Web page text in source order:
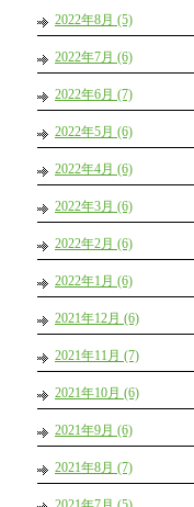
2022年8月 (5)
2022年7月 (6)
2022年6月 (7)
2022年5月 (6)
2022年4月 (6)
2022年3月 (6)
2022年2月 (6)
2022年1月 (6)
2021年12月 (6)
2021年11月 (7)
2021年10月 (6)
2021年9月 (6)
2021年8月 (7)